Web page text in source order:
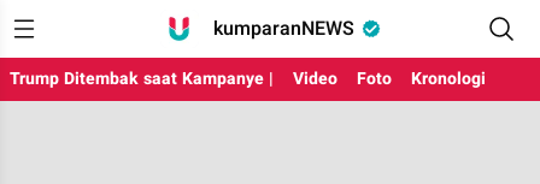
kumparanNEWS
Trump Ditembak saat Kampanye | Video Foto Kronologi